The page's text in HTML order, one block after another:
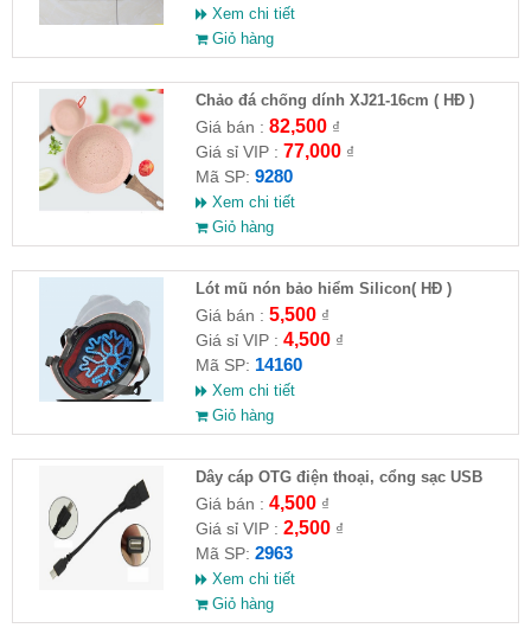
Xem chi tiết
Giỏ hàng
Chảo đá chống dính XJ21-16cm ( HĐ )
Giá bán : 82,500₫
Giá sỉ VIP : 77,000₫
Mã SP: 9280
Xem chi tiết
Giỏ hàng
Lót mũ nón bảo hiểm Silicon( HĐ )
Giá bán : 5,500₫
Giá sỉ VIP : 4,500₫
Mã SP: 14160
Xem chi tiết
Giỏ hàng
Dây cáp OTG điện thoại, cổng sạc USB
Giá bán : 4,500₫
Giá sỉ VIP : 2,500₫
Mã SP: 2963
Xem chi tiết
Giỏ hàng